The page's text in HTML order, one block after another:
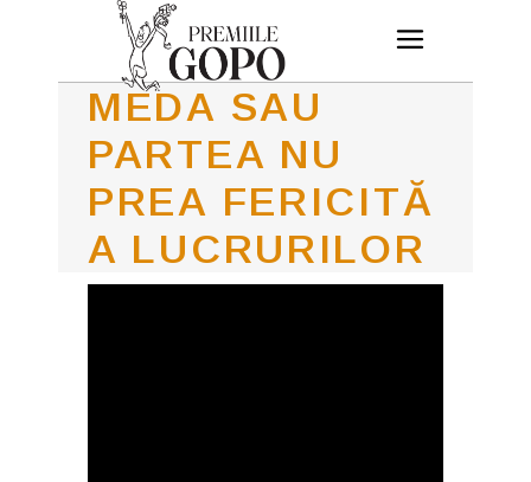
MEDA SAU
PARTEA NU
PREA FERICITĂ
A LUCRURILOR